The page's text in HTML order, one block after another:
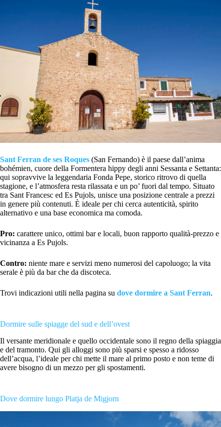
Sant Ferran de ses Roques (San Fernando) è il paese dall’anima
bohémien, cuore della Formentera hippy degli anni Sessanta e Settanta:
qui sopravvive la leggendaria Fonda Pepe, storico ritrovo di quella
stagione, e l’atmosfera resta rilassata e un po’ fuori dal tempo. Situato
tra Sant Francesc ed Es Pujols, unisce una posizione centrale a prezzi
in genere più contenuti. È ideale per chi cerca autenticità, spirito
alternativo e una base economica ma comoda.
Pro: carattere unico, ottimi bar e locali, buon rapporto qualità-prezzo e
vicinanza a Es Pujols.
Contro: niente mare e servizi meno numerosi del capoluogo; la vita
serale è più da bar che da discoteca.
Trovi indicazioni utili nella pagina su dove dormire a Sant Ferran.
Dormire sulle spiagge del sud e dell’ovest
Il versante meridionale e quello occidentale sono il regno della spiaggia
e del tramonto. Qui gli alloggi sono più sparsi e spesso a ridosso
dell’acqua, l’ideale per chi mette il mare al primo posto e non teme di
avere bisogno di un mezzo per gli spostamenti.
Dove dormire lungo Platja de Migjorn